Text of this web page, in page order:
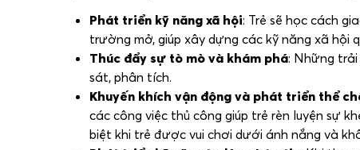
Phát triển kỹ năng xã hội: Trẻ sẽ học cách
trường mở, giúp xây dựng các kỹ năng xã hội
Thúc đẩy sự tò mò và khám phá: Những
sát, phân tích.
Khuyến khích vận động và phát triển thể
các công việc thủ công giúp trẻ rèn luyện sự
biệt khi trẻ được vui chơi dưới ánh nắng và